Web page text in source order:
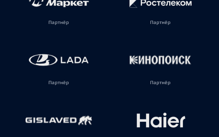
Партнёр Партнёр
Партнёр Партнёр